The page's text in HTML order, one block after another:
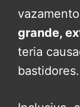
grande,
teria
bastidores.